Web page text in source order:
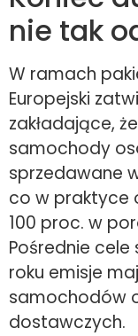
nie tak
W ramach
Europejski
zakładające,
samochody
sprzedawane
co w praktyce
100 proc. w
Pośrednie
roku emisje
samochodów
dostawczych.